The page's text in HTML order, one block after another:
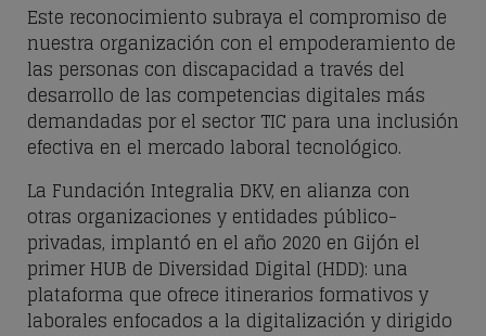
Este reconocimiento subraya el compromiso de
nuestra organización con el empoderamiento de
las personas con discapacidad a través del
desarrollo de las competencias digitales más
demandadas por el sector TIC para una inclusión
efectiva en el mercado laboral tecnológico.
La Fundación Integralia DKV, en alianza con
otras organizaciones y entidades público-
privadas, implantó en el año 2020 en Gijón el
primer HUB de Diversidad Digital (HDD): una
plataforma que ofrece itinerarios formativos y
laborales enfocados a la digitalización y dirigido